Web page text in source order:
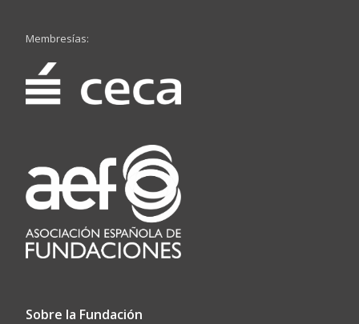
Membresías:
Sobre la Fundación